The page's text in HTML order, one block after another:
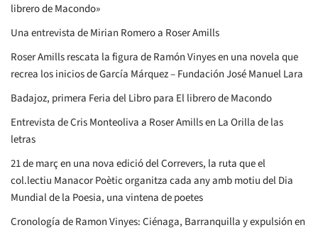
librero de Macondo»
Una entrevista de Mirian Romero a Roser Amills
Roser Amills rescata la figura de Ramón Vinyes en una novela que
recrea los inicios de García Márquez – Fundación José Manuel Lara
Badajoz, primera Feria del Libro para El librero de Macondo
Entrevista de Cris Monteoliva a Roser Amills en La Orilla de las
letras
21 de març en una nova edició del Correvers, la ruta que el
col.lectiu Manacor Poètic organitza cada any amb motiu del Dia
Mundial de la Poesia, una vintena de poetes
Cronología de Ramon Vinyes: Ciénaga, Barranquilla y expulsión en